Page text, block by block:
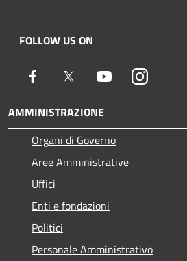
FOLLOW US ON
Facebook Twitter YoutubeInstagram
AMMINISTRAZIONE
Organi di Governo
Aree Amministrative
Uffici
Enti e fondazioni
Politici
Personale Amministrativo